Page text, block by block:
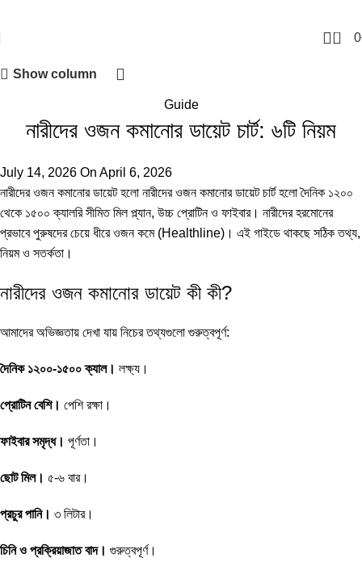
0 0
Show column
Guide
নারীদের ওজন কমানোর ডায়েট চার্ট: ৬টি নিয়ম
July 14, 2026 On April 6, 2026
নারীদের ওজন কমানোর ডায়েট হলো নারীদের ওজন কমানোর ডায়েট চার্ট হলো দৈনিক ১২০০
থেকে ১৫০০ ক্যালরি সীমিত মিল প্ল্যান, উচ্চ প্রোটিন ও ফাইবার। নারীদের হরমোনের
প্রভাবে পুরুষদের চেয়ে ধীরে ওজন কমে (Healthline)। এই গাইডে থাকছে সঠিক তথ্য,
নিয়ম ও সতর্কতা।
নারীদের ওজন কমানোর ডায়েট কী কী?
আমাদের অভিজ্ঞতায় দেখা যায় নিচের তথ্যগুলো গুরুত্বপূর্ণ:
দৈনিক ১২০০-১৫০০ ক্যাল। লক্ষ্য।
প্রোটিন বেশি। পেশি রক্ষা।
ফাইবার সমৃদ্ধ। পূর্ণতা।
ছোট মিল। ৫-৬ বার।
প্রচুর পানি। ৩ লিটার।
চিনি ও প্রক্রিয়াজাত বাদ। গুরুত্বপূর্ণ।